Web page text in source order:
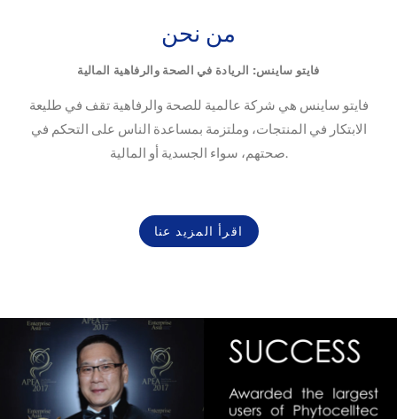
من نحن
فايتو ساينس: الريادة في الصحة والرفاهية المالية
فايتو ساينس هي شركة عالمية للصحة والرفاهية تقف في طليعة
الابتكار في المنتجات، وملتزمة بمساعدة الناس على التحكم في
صحتهم، سواء الجسدية أو المالية.
اقرأ المزيد عنا